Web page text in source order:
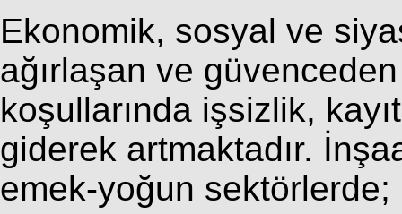
Ekonomik, sosyal ve
ağırlaşan ve
koşullarında işsizlik,
giderek artmaktadır.
emek-yoğun sektörlerde;